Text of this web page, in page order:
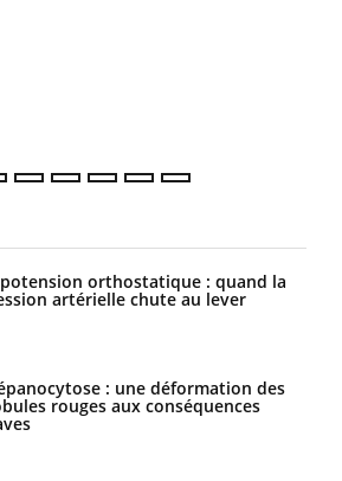
orthostatique : quand la
artérielle chute au lever
: une déformation des
rouges aux conséquences